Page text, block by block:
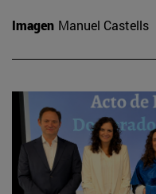
Imagen Manuel Castells